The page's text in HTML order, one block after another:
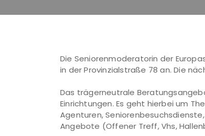
Die Seniorenmoderatorin der
in der Provinzialstraße 78 an. Die
Das trägerneutrale
Einrichtungen. Es geht hierbei um
Agenturen,
Angebote (Offener Treff, Vhs,